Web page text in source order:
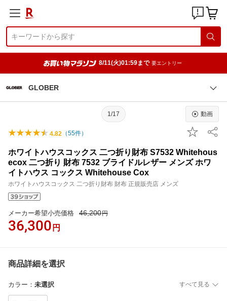
8/11(火)01:59まで 要エントリー
GLOBER
1/17 動画
4.82 （55件）
ホワイトハウスコックス 二つ折り財布 S7532 Whitehous
ecox 二つ折り 財布 7532 ブライドルレザー メンズ ホワ
イトハウス コックス Whitehouse Cox
ホワイトハウスコックス 二つ折り財布 財布 正規販売店 メンズ
メーカー希望小売価格 46,200円
36,300 円
商品詳細を選択
カラー ： 未選択 すべて見る